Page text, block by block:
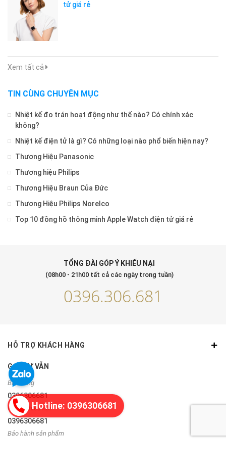
tử giá rẻ
Xem tất cả
TIN CÙNG CHUYÊN MỤC
Nhiệt kế đo trán hoạt động như thế nào? Có chính xác
không?
Nhiệt kế điện tử là gì? Có những loại nào phổ biến hiện nay?
Thương Hiệu Panasonic
Thương hiệu Philips
Thương Hiệu Braun Của Đức
Thương Hiệu Philips Norelco
Top 10 đồng hồ thông minh Apple Watch điện tử giá rẻ
TỔNG ĐÀI GÓP Ý KHIẾU NẠI
(08h00 - 21h00 tất cả các ngày trong tuần)
0396.306.681
HỖ TRỢ KHÁCH HÀNG
GỌI TƯ VẪN
Bán hàng
0396306681
Góp ý, khiếu nại
0396306681
Bảo hành sản phẩm
Hotline: 0396306681